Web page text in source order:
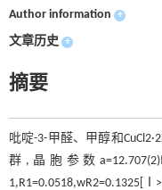
Author information +
文章历史 +
摘要
吡啶-3-甲醛、甲醇和
群,晶胞参数